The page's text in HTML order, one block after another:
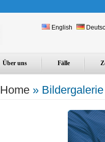
English
Über uns Fälle
Home» Bildergalerie